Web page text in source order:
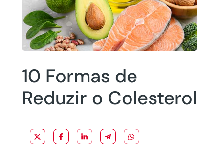
10 Formas de
Reduzir o Colesterol